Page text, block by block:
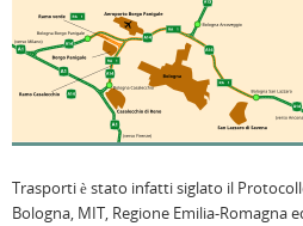
Trasporti è stato infatti siglato il
Bologna, MIT, Regione Emilia-Romagna